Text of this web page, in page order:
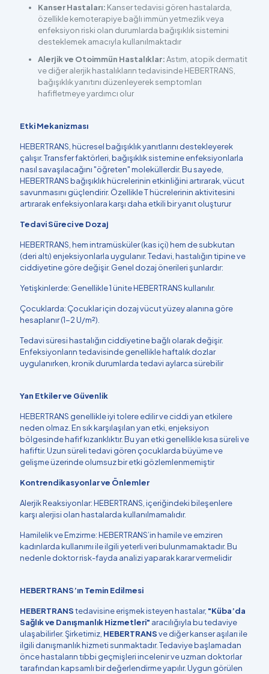
Kanser Hastaları: Kanser tedavisi gören hastalarda,
özellikle kemoterapiye bağlı immün yetmezlik veya
enfeksiyon riski olan durumlarda bağışıklık sistemini
desteklemek amacıyla kullanılmaktadır
Alerjik ve Otoimmün Hastalıklar:Astım, atopik dermatit
ve diğer alerjik hastalıkların tedavisinde HEBERTRANS,
bağışıklık yanıtını düzenleyerek semptomları
hafifletmeye yardımcı olur
Etki Mekanizması
HEBERTRANS, hücresel bağışıklık yanıtlarını destekleyerek
çalışır. Transfer faktörleri, bağışıklık sistemine enfeksiyonlarla
nasıl savaşılacağını "öğreten" moleküllerdir. Bu sayede,
HEBERTRANS bağışıklık hücrelerinin etkinliğini artırarak, vücut
savunmasını güçlendirir. Özellikle T hücrelerinin aktivitesini
artırarak enfeksiyonlara karşı daha etkili bir yanıt oluşturur​
Tedavi Süreci ve Dozaj
HEBERTRANS, hem intramüsküler (kas içi) hem de subkutan
(deri altı) enjeksiyonlarla uygulanır. Tedavi, hastalığın tipine ve
ciddiyetine göre değişir. Genel dozaj önerileri şunlardır:
Yetişkinlerde: Genellikle 1 ünite HEBERTRANS kullanılır.
Çocuklarda: Çocuklar için dozaj vücut yüzey alanına göre
hesaplanır (1-2 U/m²).
Tedavi süresi hastalığın ciddiyetine bağlı olarak değişir.
Enfeksiyonların tedavisinde genellikle haftalık dozlar
uygulanırken, kronik durumlarda tedavi aylarca sürebilir​
Yan Etkiler ve Güvenlik
HEBERTRANS genellikle iyi tolere edilir ve ciddi yan etkilere
neden olmaz. En sık karşılaşılan yan etki, enjeksiyon
bölgesinde hafif kızarıklıktır. Bu yan etki genellikle kısa süreli ve
hafiftir. Uzun süreli tedavi gören çocuklarda büyüme ve
gelişme üzerinde olumsuz bir etki gözlemlenmemiştir​
Kontrendikasyonlar ve Önlemler
Alerjik Reaksiyonlar: HEBERTRANS, içeriğindeki bileşenlere
karşı alerjisi olan hastalarda kullanılmamalıdır.
Hamilelik ve Emzirme: HEBERTRANS’in hamile ve emziren
kadınlarda kullanımı ile ilgili yeterli veri bulunmamaktadır. Bu
nedenle doktor risk-fayda analizi yaparak karar vermelidir
HEBERTRANS’ın Temin Edilmesi
HEBERTRANStedavisine erişmek isteyen hastalar, "Küba’da
Sağlık ve Danışmanlık Hizmetleri" aracılığıyla bu tedaviye
ulaşabilirler. Şirketimiz, HEBERTRANSve diğer kanser aşıları ile
ilgili danışmanlık hizmeti sunmaktadır. Tedaviye başlamadan
önce hastaların tıbbi geçmişleri incelenir ve uzman doktorlar
tarafından kapsamlı bir değerlendirme yapılır. Uygun görülen